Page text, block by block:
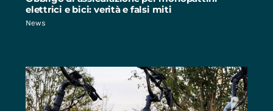
elettrici e bici: verità e falsi miti
News